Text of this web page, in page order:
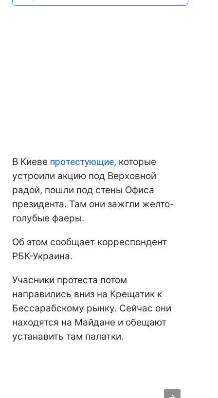
В Киеве протестующие, которые
устроили акцию под Верховной
радой, пошли под стены Офиса
президента. Там они зажгли желто-
голубые фаеры.
Об этом сообщает корреспондент
РБК-Украина.
Учасники протеста потом
направились вниз на Крещатик к
Бессарабскому рынку. Сейчас они
находятся на Майдане и обещают
устанавить там палатки.